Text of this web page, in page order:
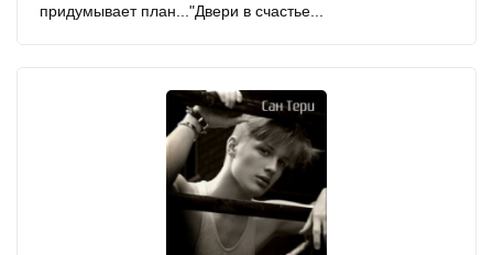
придумывает план..."Двери в счастье...